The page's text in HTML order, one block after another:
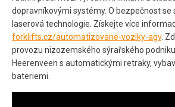
dopravníkovými systémy. O bezpečnost se
laserová technologie. Získejte více
forklifts.cz/automatizovane-voziky-agv.
provozu nizozemského sýrařského
Heerenveen s automatickými retraky,
bateriemi.